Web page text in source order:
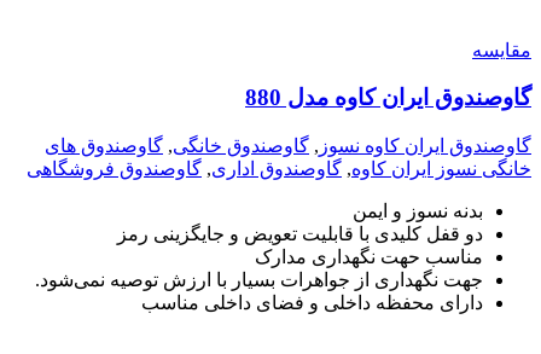
مقايسه
گاوصندوق ایران کاوه مدل 880
گاوصندوق ایران کاوه نسوز , گاوصندوق خانگی, گاوصندوق های
خانگی نسوز ایران کاوه, گاوصندوق اداری, گاوصندوق فروشگاهی
بدنه نسوز و ایمن
دو قفل کلیدی با قابلیت تعویض و جایگزینی رمز
مناسب حهت نگهداری مدارک
جهت نگهداری از جواهرات بسیار با ارزش توصیه نمی‌شود.
دارای محفظه داخلی و فضای داخلی مناسب